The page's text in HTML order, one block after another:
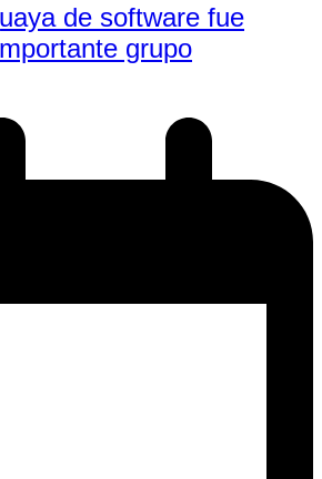
de software fue
grupo